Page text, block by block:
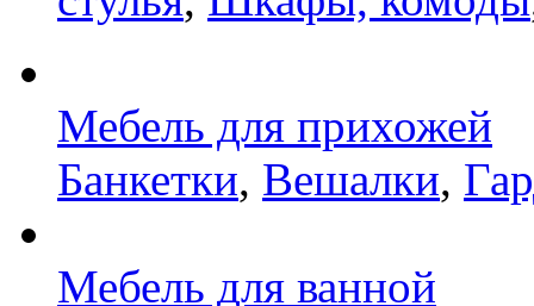
Мебель для прихожей
Банкетки, Вешалки,
Мебель для ванной